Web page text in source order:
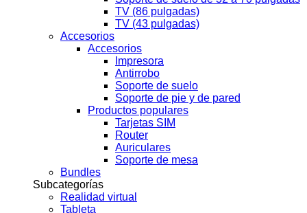
TV (86 pulgadas)
TV (43 pulgadas)
Accesorios
Accesorios
Impresora
Antirrobo
Soporte de suelo
Soporte de pie y de pared
Productos populares
Tarjetas SIM
Router
Auriculares
Soporte de mesa
Bundles
Subcategorías
Realidad virtual
Tableta